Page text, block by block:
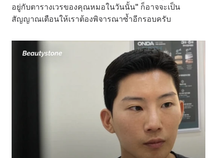
อยู่กับตารางเวรของคุณหมอในวันนั้น" ก็อาจจะเป็น
สัญญาณเตือนให้เราต้องพิจารณาซ้ำอีกรอบครับ